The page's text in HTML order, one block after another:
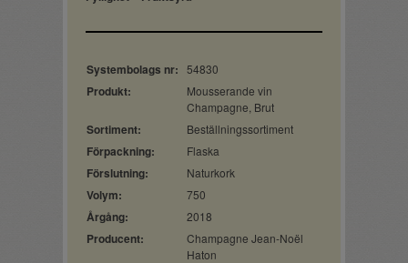
Systembolags nr: 54830
Produkt:
Mousserande vin
Champagne, Brut
Sortiment: Beställningssortiment
Förpackning: Flaska
Förslutning: Naturkork
Volym: 750
Årgång: 2018
Producent:
Champagne Jean-Noël
Haton